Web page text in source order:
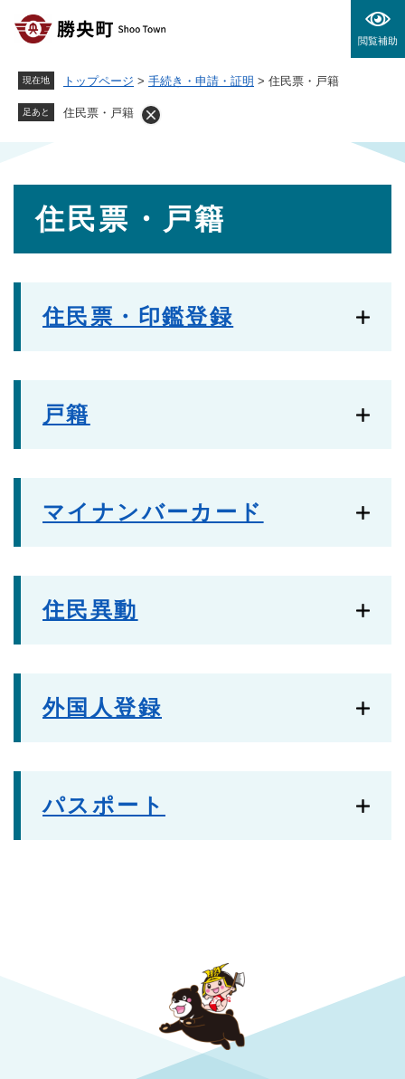
閲覧補助
現在地 トップページ > 手続き・申請・証明 > 住民票・戸籍
足あと 住民票・戸籍
住民票・戸籍
住民票・印鑑登録
戸籍
マイナンバーカード
住民異動
外国人登録
パスポート